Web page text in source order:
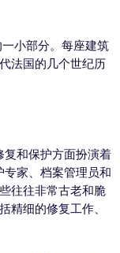
小部分。每座建筑
法国的几个世纪历
和保护方面扮演着
家、档案管理员和
往往非常古老和脆
精细的修复工作、